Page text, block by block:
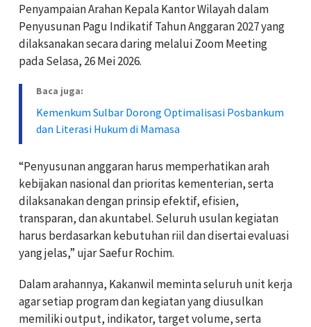
Penyampaian Arahan Kepala Kantor Wilayah dalam
Penyusunan Pagu Indikatif Tahun Anggaran 2027 yang
dilaksanakan secara daring melalui Zoom Meeting
pada Selasa, 26 Mei 2026.
Baca juga:
Kemenkum Sulbar Dorong Optimalisasi Posbankum
dan Literasi Hukum di Mamasa
“Penyusunan anggaran harus memperhatikan arah
kebijakan nasional dan prioritas kementerian, serta
dilaksanakan dengan prinsip efektif, efisien,
transparan, dan akuntabel. Seluruh usulan kegiatan
harus berdasarkan kebutuhan riil dan disertai evaluasi
yang jelas,” ujar Saefur Rochim.
Dalam arahannya, Kakanwil meminta seluruh unit kerja
agar setiap program dan kegiatan yang diusulkan
memiliki output, indikator, target volume, serta